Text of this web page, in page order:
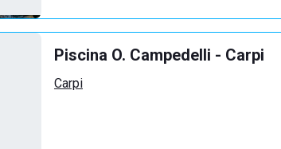
Piscina O. Campedelli - Carpi
Carpi